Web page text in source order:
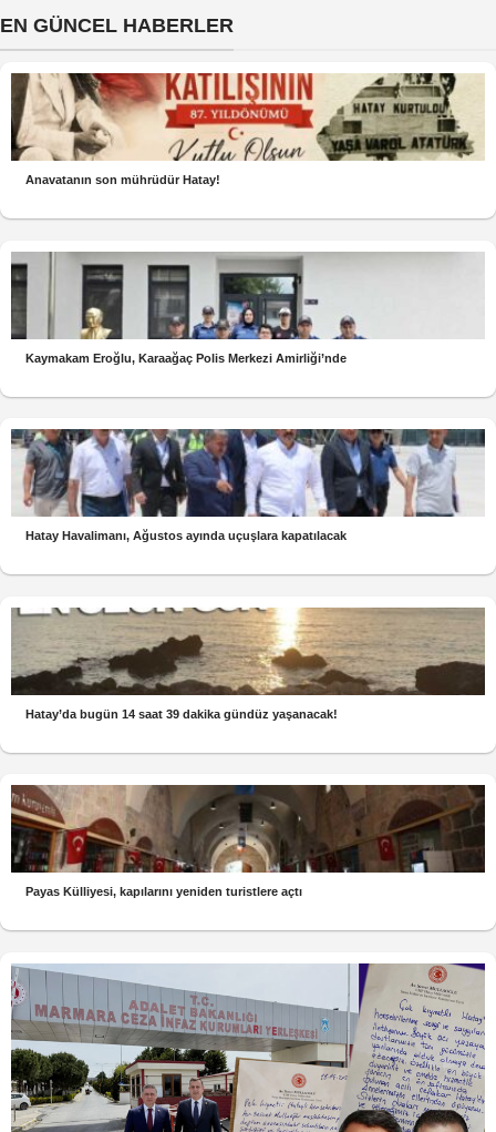
EN GÜNCEL HABERLER
Anavatanın son mührüdür Hatay!
Kaymakam Eroğlu, Karaağaç Polis Merkezi Amirliği’nde
Hatay Havalimanı, Ağustos ayında uçuşlara kapatılacak
Hatay’da bugün 14 saat 39 dakika gündüz yaşanacak!
Payas Külliyesi, kapılarını yeniden turistlere açtı